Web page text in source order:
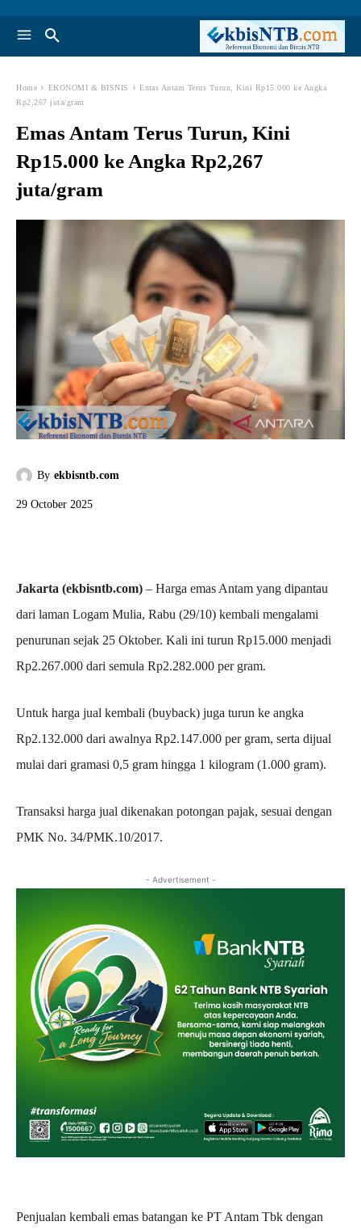
Home EKONOMI & BISNIS
Emas Antam Terus Turun, Kini Rp15.000 ke Angka
Rp2,267 juta/gram
Emas Antam Terus Turun, Kini
Rp15.000 ke Angka Rp2,267
juta/gram
By ekbisntb.com
29 October 2025
Jakarta (ekbisntb.com) – Harga emas Antam yang dipantau
dari laman Logam Mulia, Rabu (29/10) kembali mengalami
penurunan sejak 25 Oktober. Kali ini turun Rp15.000 menjadi
Rp2.267.000 dari semula Rp2.282.000 per gram.
‎Untuk harga jual kembali (buyback) juga turun ke angka
Rp2.132.000 dari awalnya Rp2.147.000 per gram, serta dijual
mulai dari gramasi 0,5 gram hingga 1 kilogram (1.000 gram).
‎Transaksi harga jual dikenakan potongan pajak, sesuai dengan
PMK No. 34/PMK.10/2017.
- Advertisement -
‎Penjualan kembali emas batangan ke PT Antam Tbk dengan